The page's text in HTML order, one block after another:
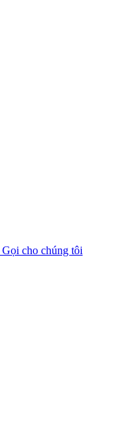
Gọi cho chúng tôi